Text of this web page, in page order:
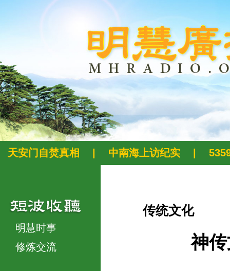
天安门自焚真相 中南海上访纪实
明慧时事
修炼交流
传统文化
神